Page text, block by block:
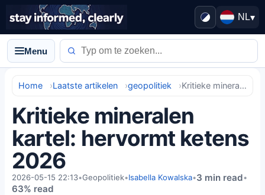
NL▾
Menu
Home Laatste artikelen geopolitiek Kritieke mineralen kartel: hervormt ketens 2026
Kritieke mineralen
kartel: hervormt ketens
2026
2026-05-15 22:13•Geopolitiek•Isabella Kowalska•3 min read•
63% read